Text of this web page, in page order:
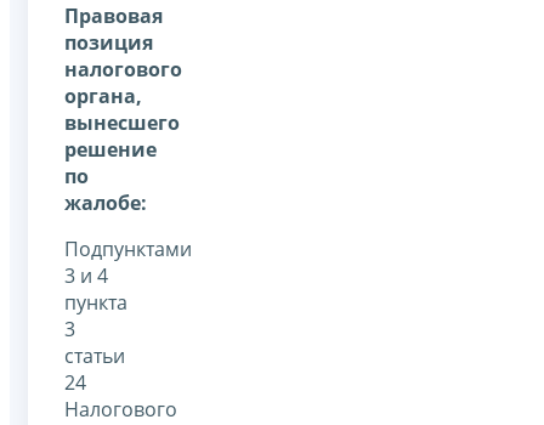
Правовая
позиция
налогового
органа,
вынесшего
решение
по
жалобе:
Подпунктами
3 и 4
пункта
3
статьи
24
Налогового